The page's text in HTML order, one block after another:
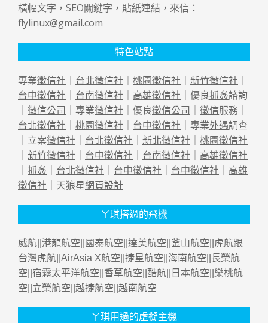
橫幅文字，SEO關鍵字，貼紙連結，來信：
flylinux@gmail.com
特色站點
專業徵信社 ｜ 台北徵信社 ｜ 桃園徵信社 ｜ 新竹徵信社 ｜
台中徵信社 ｜ 台南徵信社 ｜ 高雄徵信社 ｜優良抓姦諮詢
｜ 徵信公司 ｜專業徵信社 ｜優良徵信公司 ｜ 徵信服務｜
台北徵信社 ｜ 桃園徵信社 ｜ 台中徵信社 ｜專業外遇調查
｜立案徵信社 ｜ 台北徵信社 ｜ 新北徵信社 ｜ 桃園徵信社
｜ 新竹徵信社 ｜ 台中徵信社 ｜ 台南徵信社 ｜ 高雄徵信社
｜ 抓姦 ｜ 台北徵信社 ｜ 台中徵信社 ｜ 台中徵信社 ｜ 高雄
徵信社 ｜天狼星網頁設計
ㄚ琪搭過的飛機
威航|| 港龍航空 國泰航空 達美航空 釜山航空
虎航跟
台灣虎航 AirAsia X航空 捷星航空 海南航空 長榮航
空 宿霧太平洋航空 香草航空 酷航 日本航空 樂桃航
空 立榮航空 越捷航空 越南航空
ㄚ琪用過的虛擬主機